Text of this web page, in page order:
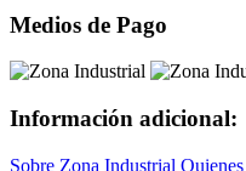
Medios de Pago
Información adicional:
Sobre Zona Industrial